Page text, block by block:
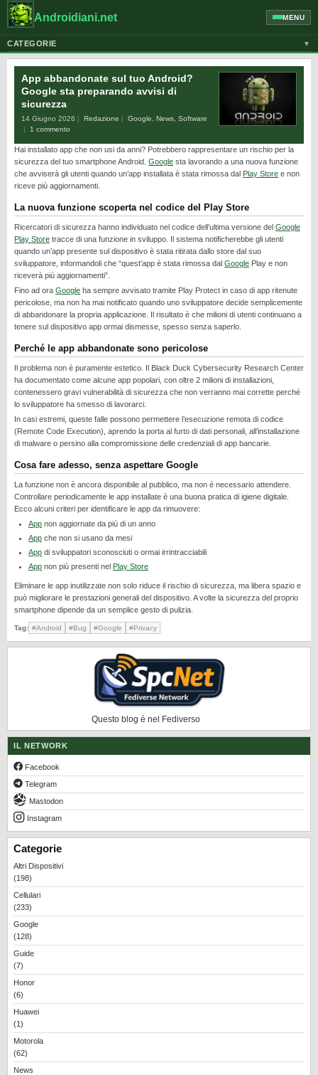
Androidiani.net MENU
CATEGORIE ▼
CELLULARI
GOOGLE
GUIDE
HONOR
HUAWEI
NEWS
ONEPLUS
PIXEL
PRIVACY
REALME
RUMORS
SAMSUNG
SICUREZZA
SOFTWARE
SVILUPPARE ANDROID
XIAOMI
App abbandonate sul tuo Android?
Google sta preparando avvisi di
sicurezza
14 Giugno 2026 Redazione Google News Software
1 commento
Hai installato app che non usi da anni? Potrebbero rappresentare un rischio per la
sicurezza del tuo smartphone Android. Google sta lavorando a una nuova funzione
che avviserà gli utenti quando un’app installata è stata rimossa dal Play Store e non
riceve più aggiornamenti.
La nuova funzione scoperta nel codice del Play Store
Ricercatori di sicurezza hanno individuato nel codice dell’ultima versione del Google
Play Store tracce di una funzione in sviluppo. Il sistema notificherebbe gli utenti
quando un’app presente sul dispositivo è stata ritirata dallo store dal suo
sviluppatore, informandoli che “quest’app è stata rimossa dal Google Play e non
riceverà più aggiornamenti”.
Fino ad ora Google ha sempre avvisato tramite Play Protect in caso di app ritenute
pericolose, ma non ha mai notificato quando uno sviluppatore decide semplicemente
di abbandonare la propria applicazione. Il risultato è che milioni di utenti continuano a
tenere sul dispositivo app ormai dismesse, spesso senza saperlo.
Perché le app abbandonate sono pericolose
Il problema non è puramente estetico. Il Black Duck Cybersecurity Research Center
ha documentato come alcune app popolari, con oltre 2 milioni di installazioni,
contenessero gravi vulnerabilità di sicurezza che non verranno mai corrette perché
lo sviluppatore ha smesso di lavorarci.
In casi estremi, queste falle possono permettere l’esecuzione remota di codice
(Remote Code Execution), aprendo la porta al furto di dati personali, all’installazione
di malware o persino alla compromissione delle credenziali di app bancarie.
Cosa fare adesso, senza aspettare Google
La funzione non è ancora disponibile al pubblico, ma non è necessario attendere.
Controllare periodicamente le app installate è una buona pratica di igiene digitale.
Ecco alcuni criteri per identificare le app da rimuovere:
App non aggiornate da più di un anno
App che non si usano da mesi
App di sviluppatori sconosciuti o ormai irrintracciabili
App non più presenti nel Play Store
Eliminare le app inutilizzate non solo riduce il rischio di sicurezza, ma libera spazio e
può migliorare le prestazioni generali del dispositivo. A volte la sicurezza del proprio
smartphone dipende da un semplice gesto di pulizia.
Tag: #Android #Bug #Google #Privacy
Questo blog è nel Fediverso
IL NETWORK
Facebook
Telegram
Mastodon
Instagram
Categorie
Altri Dispositivi
(198)
Cellulari
(233)
Google
(128)
Guide
(7)
Honor
(6)
Huawei
(1)
Motorola
(62)
News